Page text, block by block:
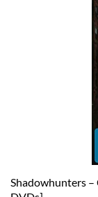
Shadowhunters